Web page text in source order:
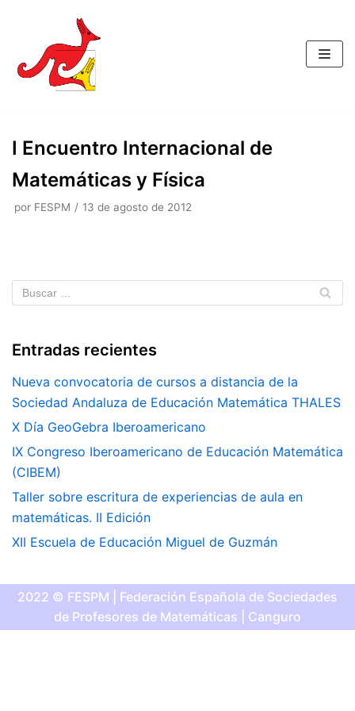
Saltar
al
contenido
I Encuentro Internacional de
Matemáticas y Física
por FESPM 13 de agosto de 2012
Entradas recientes
Nueva convocatoria de cursos a distancia de la
Sociedad Andaluza de Educación Matemática THALES
X Día GeoGebra Iberoamericano
IX Congreso Iberoamericano de Educación Matemática
(CIBEM)
Taller sobre escritura de experiencias de aula en
matemáticas. II Edición
XII Escuela de Educación Miguel de Guzmán
2022 © FESPM | Federación Española de Sociedades
de Profesores de Matemáticas | Canguro